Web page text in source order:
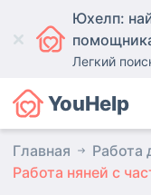
Юхелп:
Легкий
YouHelp
Главная
Работа
Работа няней с